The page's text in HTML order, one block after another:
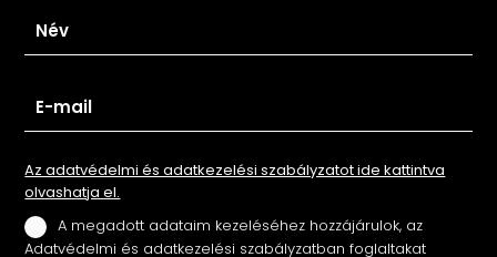
Az adatvédelmi és adatkezelési szabályzatot ide kattintva
olvashatja el.
A megadott adataim kezeléséhez hozzájárulok, az
Adatvédelmi és adatkezelési szabályzatban foglaltakat